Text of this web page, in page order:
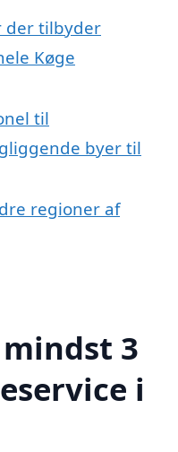
der tilbyder
Køge
til
byer til
regioner af
3
i